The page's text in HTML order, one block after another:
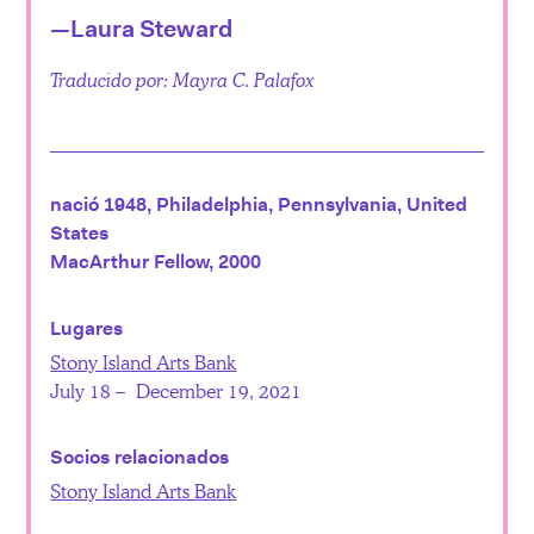
—Laura Steward
Traducido por: Mayra C. Palafox
nació 1948, Philadelphia, Pennsylvania, United
States
MacArthur Fellow, 2000
Lugares
Stony Island Arts Bank
July 18 – December 19, 2021
Socios relacionados
Stony Island Arts Bank